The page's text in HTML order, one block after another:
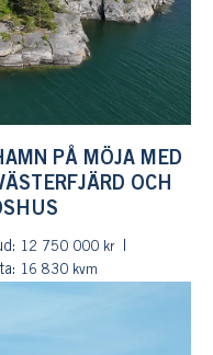
PÅ MÖJA MED
OCH
12 750 000 kr
16 830 kvm